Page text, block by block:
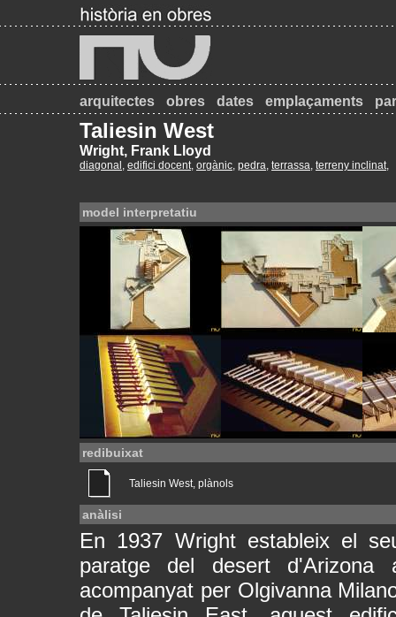
arquitectes obres dates emplaçaments
Taliesin West
Wright, Frank Lloyd
diagonal , edifici docent, orgànic, pedra, terrassa, terreny inclinat,
model interpretatiu
redibuixat
Taliesin West, plànols
anàlisi
En 1937 Wright estableix el
paratge del desert
acompanyat per Olgivanna